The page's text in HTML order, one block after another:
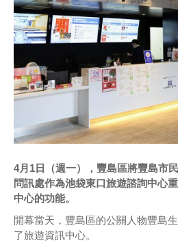
4月1日（週一），豐島區將豐島市
問訊處作為池袋東口旅遊諮詢中心
中心的功能。
開幕當天，豐島區的公關人物豐島
了旅遊資訊中心。